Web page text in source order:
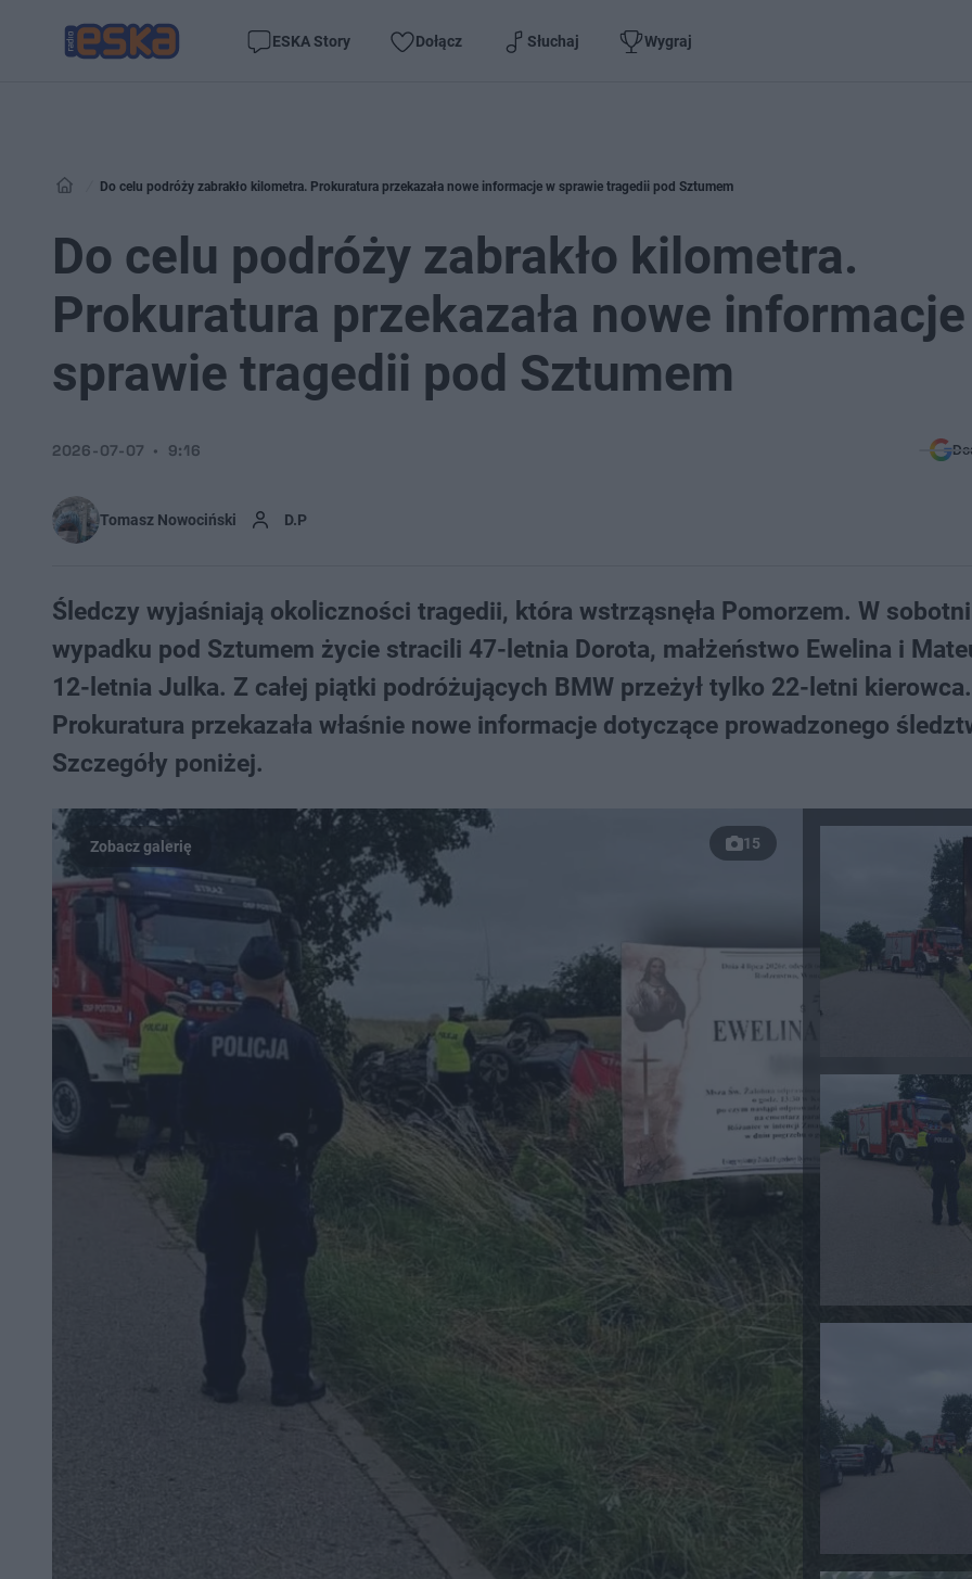
ESKA Story Dołącz Słuchaj Wygraj
Do celu podróży zabrakło kilometra. Prokuratura przekazała nowe informacje w sprawie tragedii pod Sztumem
Do celu podróży zabrakło kilometra.
Prokuratura przekazała nowe
sprawie tragedii pod Sztumem
Tomasz Nowociński D.P
2026-07-07 9:16
Śledczy wyjaśniają okoliczności tragedii, która wstrząsnęła Pomorzem. W
wypadku pod Sztumem życie stracili 47-letnia Dorota, małżeństwo Ewelina i
12-letnia Julka. Z całej piątki podróżujących BMW przeżył tylko 22-letni kierowca.
Prokuratura przekazała właśnie nowe informacje dotyczące prowadzonego
Szczegóły poniżej.
15